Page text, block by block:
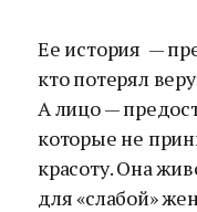
Ее история —
кто потерял
А лицо —
которые не
красоту. Она
для «слабой»